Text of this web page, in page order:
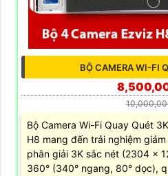
BỘ CAMERA WI-FI
Bộ Camera Wi-Fi Quay Quét
H8 mang đến trải nghiệm
phân giải 3K sắc nét (2304 x
360° (340° ngang, 80° dọc),